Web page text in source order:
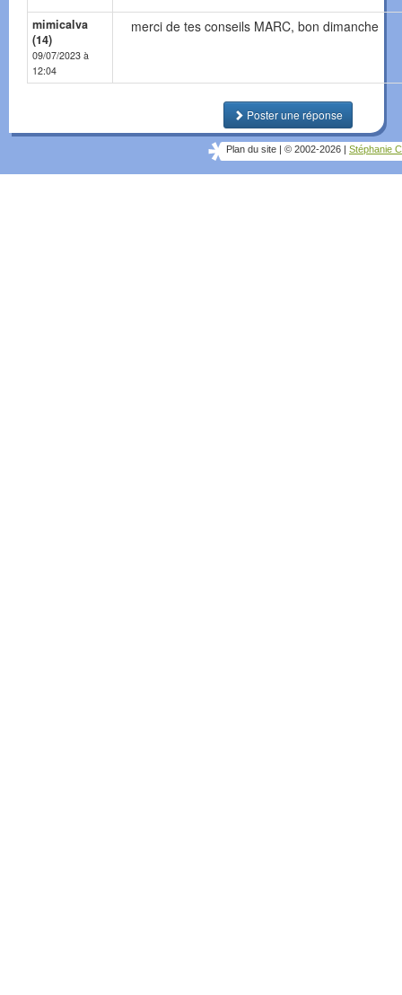
mimicalva
(14)
09/07/2023 à
12:04
merci de tes conseils MARC, bon dimanche
Poster une réponse
Plan du site © 2002-2026 Stéphanie C